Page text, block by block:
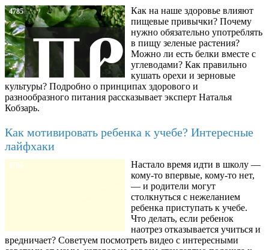
4785
Как на наше здоровье влияют
пищевые привычки? Почему
нужно обязательно употреблять
в пищу зеленые растения?
Можно ли есть белки вместе с
углеводами? Как правильно
кушать орехи и зерновые
культуры? Подробно о принципах здорового и
разнообразного питания рассказывает эксперт Наталья
Кобзарь.
Как мотивировать ребенка к учебе? Интересные
лайфхаки
8780
Настало время идти в школу —
кому-то впервые, кому-то нет,
— и родители могут
столкнуться с нежеланием
ребенка приступать к учебе.
Что делать, если ребенок
наотрез отказывается учиться и
вредничает? Советуем посмотреть видео с интересными